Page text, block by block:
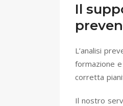
Il
L’analisi
formazione
corretta
Il nostro